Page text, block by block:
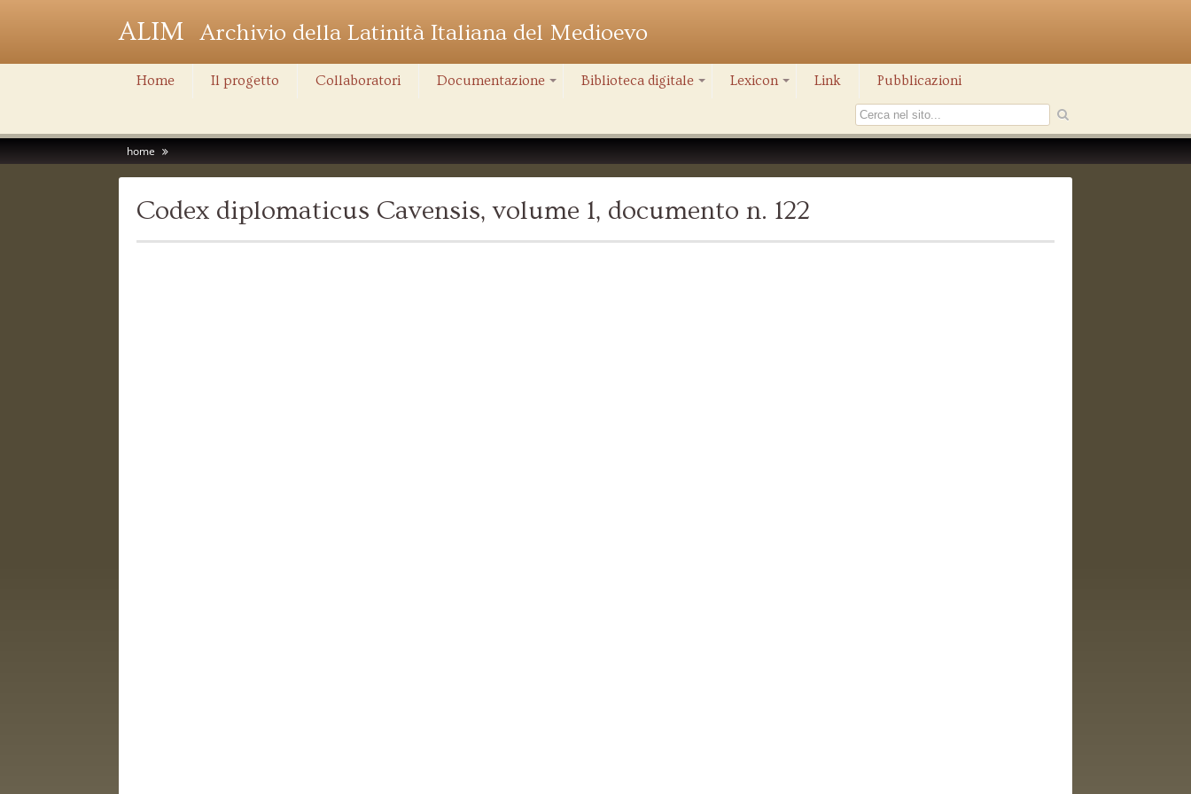
ALIM Archivio della Latinità Italiana del Medioevo
Home Il progetto Collaboratori Documentazione Biblioteca digitale Lexicon Link Pubblicazioni
home
Codex diplomaticus Cavensis, volume 1, documento n. 122